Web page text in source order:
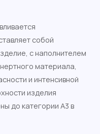
собой
с наполнителем
материала,
и интенсивной
изделия
до категории А3 в